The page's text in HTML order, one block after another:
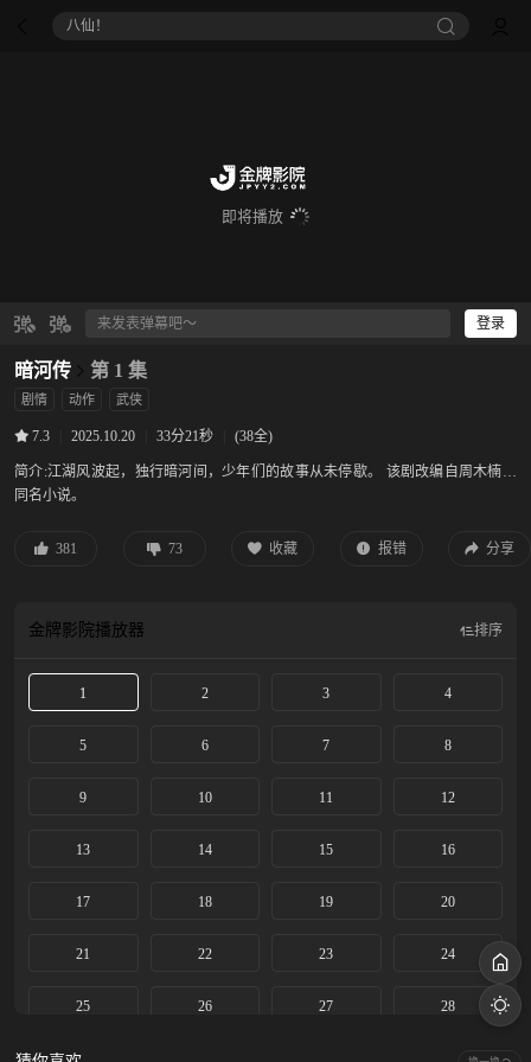
八仙！
即将播放
登录
暗河传 第 1 集
剧情 动作 武侠
7.3 2025.10.20 33分21秒 (38全)
简介:江湖风波起，独行暗河间，少年们的故事从未停歇。 该剧改编自周木楠的
同名小说。
381 73 收藏 报错 分享
金牌影院播放器 排序
1 2 3 4
5 6 7 8
9 10 11 12
13 14 15 16
17 18 19 20
21 22 23 24
25 26 27 28
29